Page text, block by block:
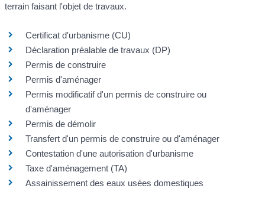
terrain faisant l'objet de travaux.
Certificat d'urbanisme (CU)
Déclaration préalable de travaux (DP)
Permis de construire
Permis d'aménager
Permis modificatif d'un permis de construire ou
d'aménager
Permis de démolir
Transfert d'un permis de construire ou d'aménager
Contestation d'une autorisation d'urbanisme
Taxe d'aménagement (TA)
Assainissement des eaux usées domestiques